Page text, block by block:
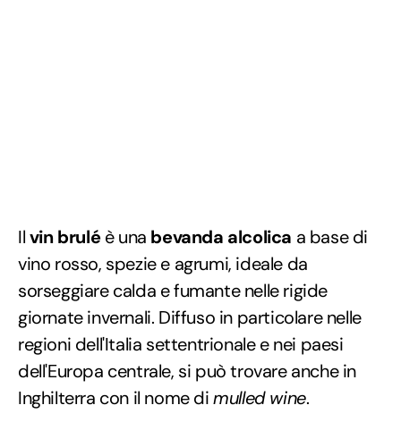
Ilvin bruléè una bevanda alcolica a base di
vino rosso, spezie e agrumi, ideale da
sorseggiare calda e fumante nelle rigide
giornate invernali. Diffuso in particolare nelle
regioni dell'Italia settentrionale e nei paesi
dell'Europa centrale, si può trovare anche in
Inghilterra con il nome dimulled wine.